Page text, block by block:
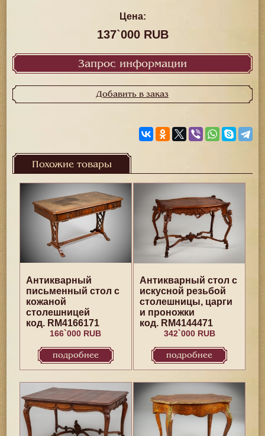
Цена:
137`000 RUB
Запрос информации
Добавить в заказ
Похожие товары
Антикварный
письменный стол с
кожаной
столешницей
код. RM4166171
166`000 RUB
подробнее
Антикварный стол с
искусной резьбой
столешницы, царги
и проножки
код. RM4144471
342`000 RUB
подробнее